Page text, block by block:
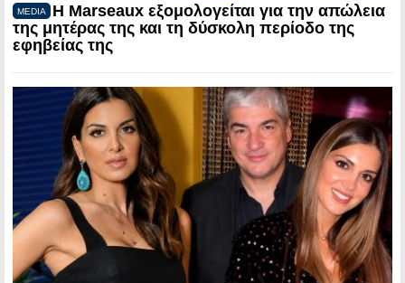
MEDIA
Η Marseaux εξομολογείται για την απώλεια
της μητέρας της και τη δύσκολη περίοδο της
εφηβείας της